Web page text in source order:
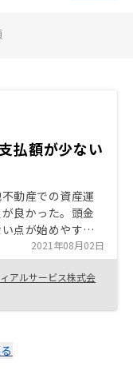
払額が少ない
動産での資産運
良かった。頭金
点が始めやす
申込を決めてか
決める前にこの
2021年08月02日
アルサービス株式会